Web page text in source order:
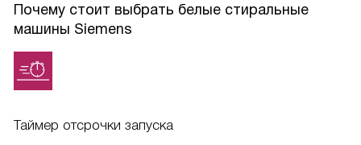
Почему стоит выбрать белые стиральные
машины Siemens
Таймер отсрочки запуска